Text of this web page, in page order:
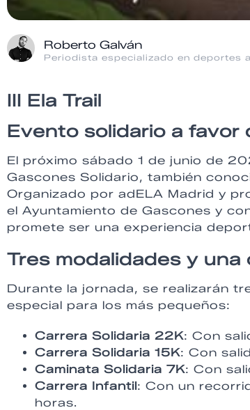
Roberto Galván
Periodista especializado en deportes
III Ela Trail
Evento solidario a favor
El próximo sábado 1 de junio de
Gascones Solidario, también
Organizado por adELA Madrid y
el Ayuntamiento de Gascones y
promete ser una experiencia
Tres modalidades y una
Durante la jornada, se realizarán
especial para los más pequeños:
Carrera Solidaria 22K: Con
Carrera Solidaria 15K: Con
Caminata Solidaria 7K: Con
Carrera Infantil: Con un
horas.